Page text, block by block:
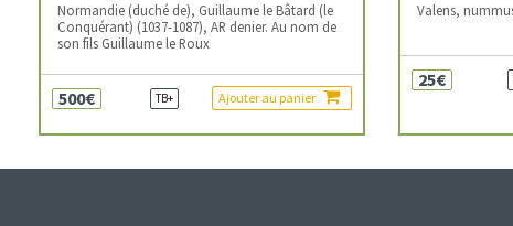
Normandie (duché de), Guillaume le Bâtard (le
Conquérant) (1037-1087), AR denier. Au nom de
son fils Guillaume le Roux
500€ TB+ Ajouter au panier
Valens,
25€